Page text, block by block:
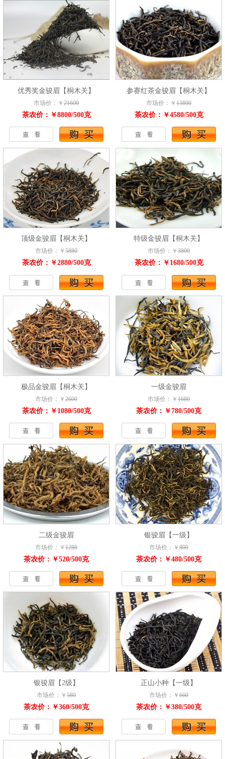
优秀奖金骏眉【桐木关】
市场价：￥ 21600
茶农价：￥8800/500克
参赛红茶金骏眉【桐木关】
市场价：￥ 13800
茶农价：￥4580/500克
顶级金骏眉【桐木关】
市场价：￥ 5880
茶农价：￥2880/500克
特级金骏眉【桐木关】
市场价：￥ 3800
茶农价：￥1680/500克
极品金骏眉【桐木关】
市场价：￥ 2600
茶农价：￥1080/500克
一级金骏眉
市场价：￥ 1680
茶农价：￥780/500克
二级金骏眉
市场价：￥ 1280
茶农价：￥520/500克
银骏眉【一级】
市场价：￥ 800
茶农价：￥480/500克
银骏眉【2级】
市场价：￥ 580
茶农价：￥360/500克
正山小种【一级】
市场价：￥ 660
茶农价：￥380/500克